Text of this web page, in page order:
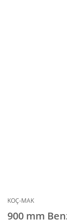
KOÇ-MAK
900 mm